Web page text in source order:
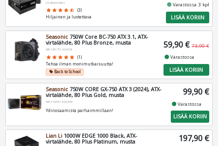
CP-9020278-EU
star star star star star_half (3)
Hiljainen ja luotettava
fiber_manual_recordVarastossa 3 kpl
LISÄÄ KORIIN
Seasonic 750W Core BC-750 ATX 3.1, ATX-
virtalähde, 80 Plus Bronze, musta
SRP-CBC751-A5A51JF
star star star star star (1)
Tehoa ilman monimutkaisuutta!
local_offerBack to School
59,90 € 73,90 €
fiber_manual_recordVarastossa
LISÄÄ KORIIN
Seasonic 750W CORE GX-750 ATX 3 (2024), ATX-
virtalähde, 80 Plus Gold, musta
SRP-CGX751-A5A32SF
Ydinosaamista parhaimmillaan!
99,90 €
fiber_manual_recordVarastossa
LISÄÄ KORIIN
Lian Li 1000W EDGE 1000 Black, ATX-
virtalähde, 80 Plus Platinum, musta
197,90 €